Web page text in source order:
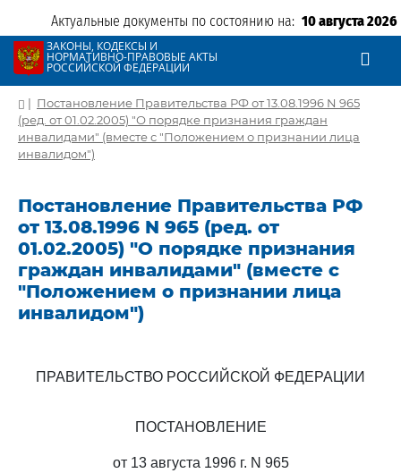
Актуальные документы по состоянию на: 10 августа 2026
ЗАКОНЫ, КОДЕКСЫ И
НОРМАТИВНО-ПРАВОВЫЕ АКТЫ
РОССИЙСКОЙ ФЕДЕРАЦИИ
| Постановление Правительства РФ от 13.08.1996 N 965
(ред. от 01.02.2005) "О порядке признания граждан
инвалидами" (вместе с "Положением о признании лица
инвалидом")
Постановление Правительства РФ
от 13.08.1996 N 965 (ред. от
01.02.2005) "О порядке признания
граждан инвалидами" (вместе с
"Положением о признании лица
инвалидом")
ПРАВИТЕЛЬСТВО РОССИЙСКОЙ ФЕДЕРАЦИИ
ПОСТАНОВЛЕНИЕ
от 13 августа 1996 г. N 965